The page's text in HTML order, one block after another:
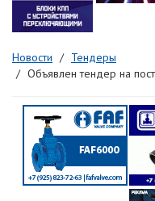
Новости
Тендеры
Объявлен тендер на